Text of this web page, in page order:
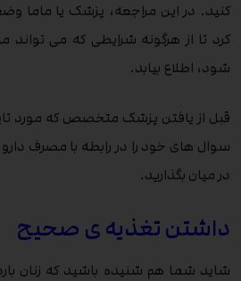
کنید. در این مراجعه، پزشک یا ماما
کرد تا از هرگونه شرایطی که می تواند
شود، اطلاع بیابد.
قبل از یافتن پزشک متخصص که مورد
سوال های خود را در رابطه با مصرف
در میان بگذارید.
داشتن تغذیه ی صحیح
شاید شما هم شنیده باشید که زنان